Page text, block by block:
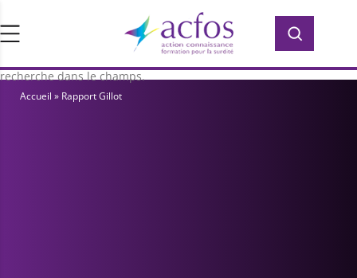
Rechercher :
d’ACFOS, qui contient plus de 400 PDF en
accès libre pour vous former ou vous
informer sur la surdité. Saisissez votre
recherche dans le champs.
Rechercher :
Accueil » Rapport Gillot